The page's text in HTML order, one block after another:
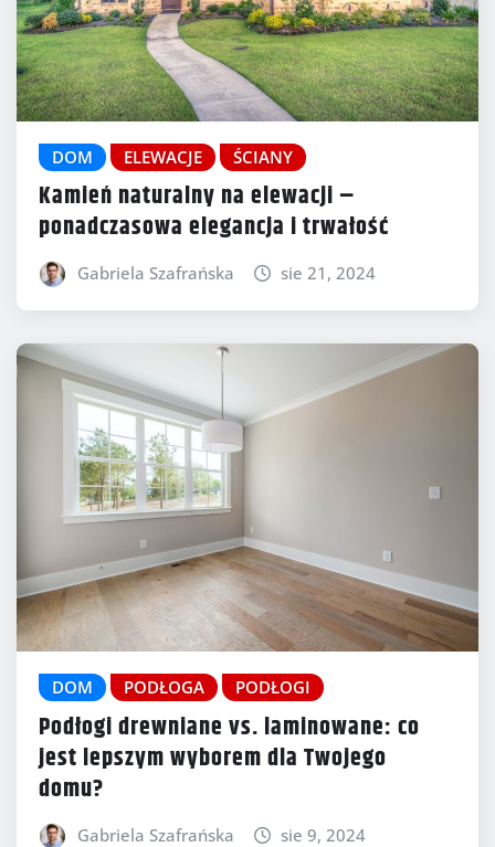
DOM ELEWACJE ŚCIANY
Kamień naturalny na elewacji –
ponadczasowa elegancja i trwałość
Gabriela Szafrańska sie 21, 2024
DOM PODŁOGA PODŁOGI
Podłogi drewniane vs. laminowane: co
jest lepszym wyborem dla Twojego
domu?
Gabriela Szafrańska sie 9, 2024